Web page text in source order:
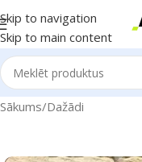
Skip to navigation
Skip to main content
Sākums/Dažādi